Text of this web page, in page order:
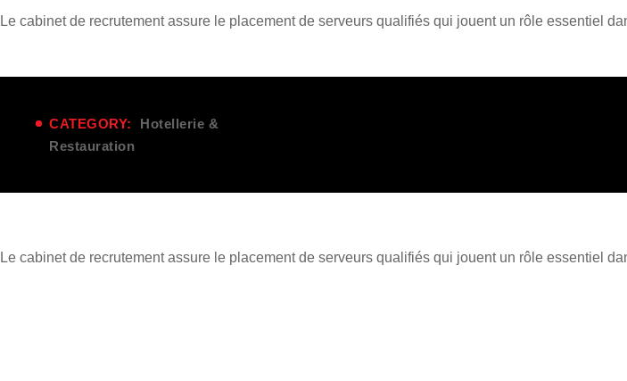
Le cabinet de recrutementassure le placement de serveurs qualifiés qui jouent un rôle essentiel
CATEGORY:
Hotellerie &
Restauration
Le cabinet de recrutementassure le placement de serveurs qualifiés qui jouent un rôle essentiel